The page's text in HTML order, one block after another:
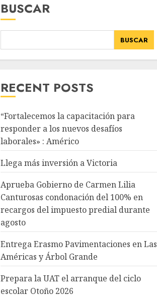
BUSCAR
BUSCAR
RECENT POSTS
“Fortalecemos la capacitación para
responder a los nuevos desafíos
laborales» : Américo
Llega más inversión a Victoria
Aprueba Gobierno de Carmen Lilia
Canturosas condonación del 100% en
recargos del impuesto predial durante
agosto
Entrega Erasmo Pavimentaciones en Las
Américas y Árbol Grande
Prepara la UAT el arranque del ciclo
escolar Otoño 2026